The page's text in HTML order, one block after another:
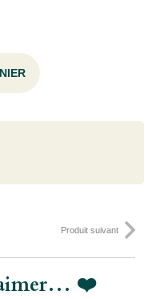
Produit suivant
aimer… ❤️